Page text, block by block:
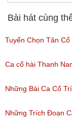
Bài hát cùng
Tuyển Chọn Tân
Của Nhiều Nghệ Sĩ
(Lượt nghe: 213)
Ca cổ hài Thanh
Tân Cổ Xưa Hay
(Lượt nghe: 1,083)
Những Bài Ca Cổ
Những Bài Ca Cổ
Những Trích Đoạn